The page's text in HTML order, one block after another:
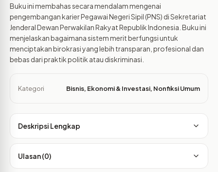
Buku ini membahas secara mendalam mengenai
pengembangan karier Pegawai Negeri Sipil (PNS) di Sekretariat
Jenderal Dewan Perwakilan Rakyat Republik Indonesia. Buku ini
menjelaskan bagaimana sistem merit berfungsi untuk
menciptakan birokrasi yang lebih transparan, profesional dan
bebas dari praktik politik atau diskriminasi.
Kategori Bisnis, Ekonomi & Investasi, Nonfiksi Umum
Deskripsi Lengkap
Ulasan (0)